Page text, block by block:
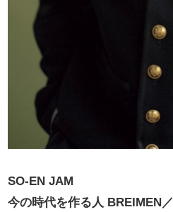
SO-EN JAM
今の時代を作る人 BREIMEN／